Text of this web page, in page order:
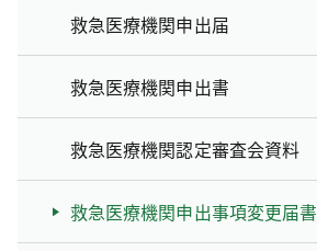
救急医療機関申出届
救急医療機関申出書
救急医療機関認定審査会資料
救急医療機関申出事項変更届書